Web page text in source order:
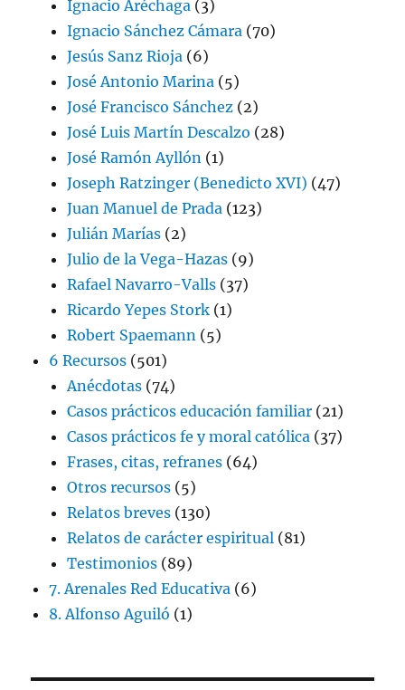
Ignacio Aréchaga (3)
Ignacio Sánchez Cámara (70)
Jesús Sanz Rioja (6)
José Antonio Marina (5)
José Francisco Sánchez (2)
José Luis Martín Descalzo (28)
José Ramón Ayllón (1)
Joseph Ratzinger (Benedicto XVI) (47)
Juan Manuel de Prada (123)
Julián Marías (2)
Julio de la Vega-Hazas (9)
Rafael Navarro-Valls (37)
Ricardo Yepes Stork (1)
Robert Spaemann (5)
6 Recursos (501)
Anécdotas (74)
Casos prácticos educación familiar (21)
Casos prácticos fe y moral católica (37)
Frases, citas, refranes (64)
Otros recursos (5)
Relatos breves (130)
Relatos de carácter espiritual (81)
Testimonios (89)
7. Arenales Red Educativa (6)
8. Alfonso Aguiló (1)